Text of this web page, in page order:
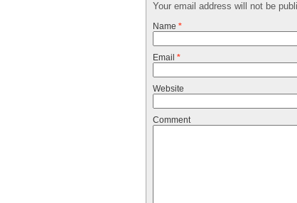
Your email address will not be
Name *
Email *
Website
Comment